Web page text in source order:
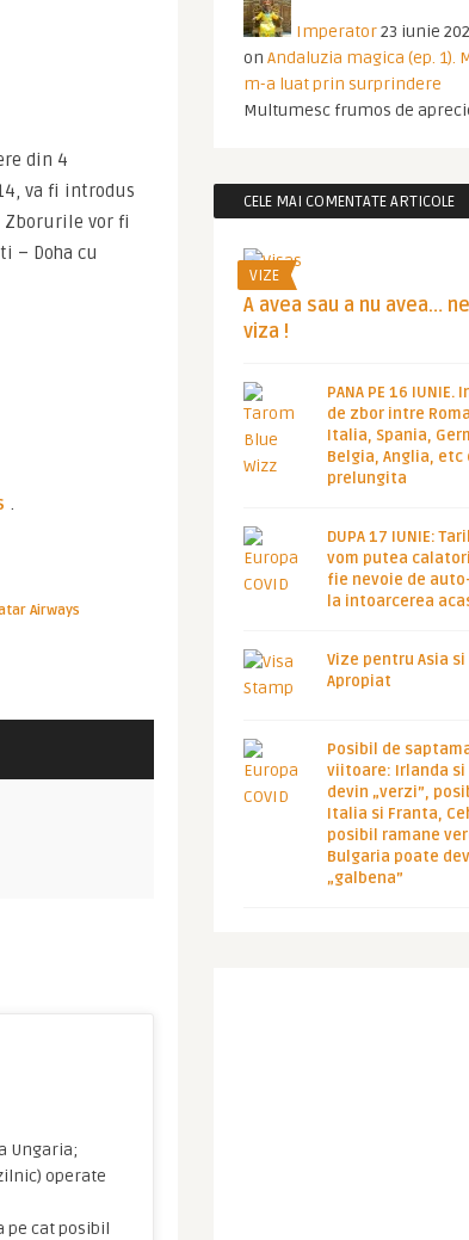
din 4
va fi introdus
Zborurile vor fi
– Doha cu
.
Airways
Ungaria;
operate
pe cat posibil
Imperator23 iunie
on Andaluzia magica (ep. 1).
m-a luat prin surprindere
Multumesc frumos de
CELE MAI COMENTATE ARTICOLE
VIZE
A avea sau a nu avea…
viza !
PANA PE 16
de zbor intre
Italia, Spania,
Belgia, Anglia, etc
prelungita
DUPA 17 IUNIE:
vom putea
fie nevoie de
la intoarcerea
Vize pentru Asia si
Apropiat
Posibil de
viitoare: Irlanda si
devin „verzi”,
Italia si Franta,
posibil ramane
Bulgaria poate
„galbena”